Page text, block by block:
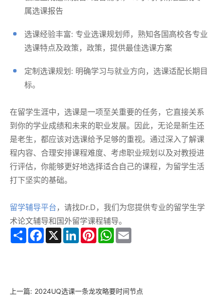
属选课报告
选课经验丰富: 专业选课规划师，熟知各国高校各专业
选课特点及政策，政策，提供最佳选课方案
定制选课规划: 明确学习与就业方向，选课适配长期目
标。
在留学生涯中，选课是一项至关重要的任务，它直接关系
到你的学业成绩和未来的职业发展。因此，无论是新生还
是老生，都应该对选课给予足够的重视。通过深入了解课
程内容、合理安排课程难度、考虑职业规划以及对教授进
行评估，你能够更好地选择适合自己的课程，为留学生活
打下坚实的基础。
留学辅导平台 ，请找Dr.D，我们为您提供专业的留学生学
术论文辅导和国外留学课程辅导。
Share Facebook
X LinkedInPinterestWhatsApp
上一篇: 2024UQ选课一条龙攻略要时间节点